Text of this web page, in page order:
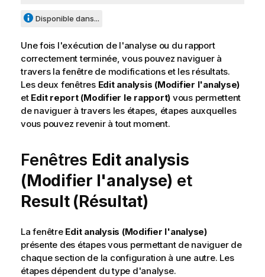
Disponible dans...
Une fois l'exécution de l'analyse ou du rapport
correctement terminée, vous pouvez naviguer à
travers la fenêtre de modifications et les résultats.
Les deux fenêtres Edit analysis (Modifier l'analyse)
et Edit report (Modifier le rapport) vous permettent
de naviguer à travers les étapes, étapes auxquelles
vous pouvez revenir à tout moment.
Fenêtres Edit analysis
(Modifier l'analyse) et
Result (Résultat)
La fenêtre Edit analysis (Modifier l'analyse)
présente des étapes vous permettant de naviguer de
chaque section de la configuration à une autre. Les
étapes dépendent du type d'analyse.